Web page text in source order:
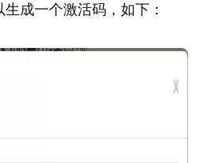
成一个激活码，如下：